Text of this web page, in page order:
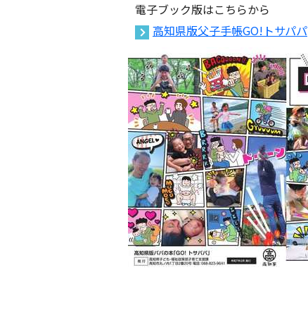
電子ブック版はこちらから
高知県版父子手帳GO!トサパパ